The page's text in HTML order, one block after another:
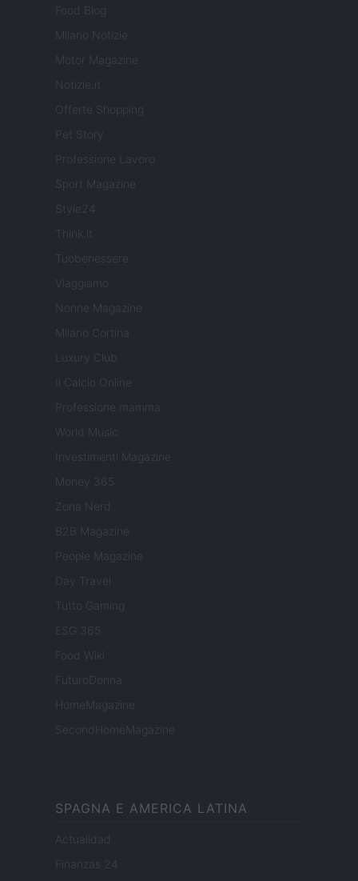
Food Blog
Milano Notizie
Motor Magazine
Notizie.it
Offerte Shopping
Pet Story
Professione Lavoro
Sport Magazine
Style24
Think.it
Tuobenessere
Viaggiamo
Nonne Magazine
Milano Cortina
Luxury Club
Il Calcio Online
Professione mamma
World Music
Investimenti Magazine
Money 365
Zona Nerd
B2B Magazine
People Magazine
Day Travel
Tutto Gaming
ESG 365
Food Wiki
FuturoDonna
HomeMagazine
SecondHomeMagazine
SPAGNA E AMERICA LATINA
Actualidad
Finanzas 24